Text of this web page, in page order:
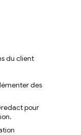
du client
des
pour